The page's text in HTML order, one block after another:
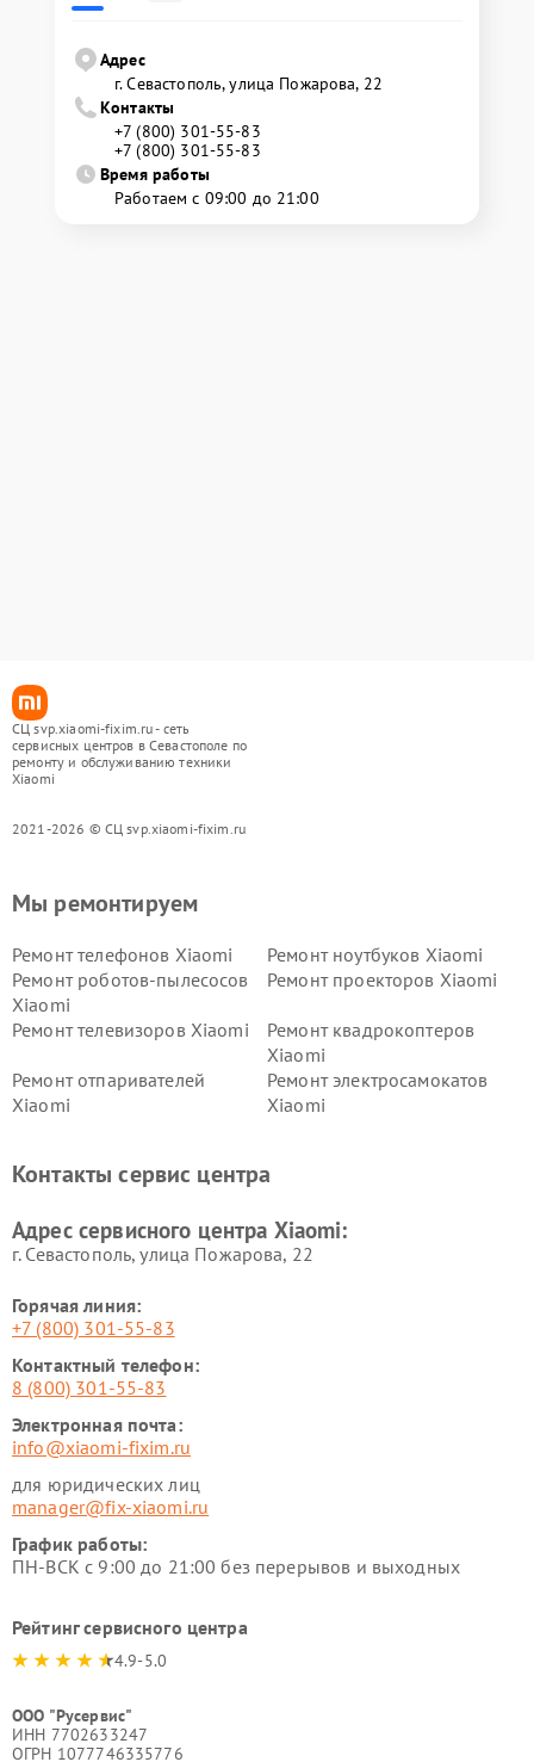
Адрес
г. Севастополь, улица Пожарова, 22
Контакты
+7 (800) 301-55-83
+7 (800) 301-55-83
Время работы
Работаем с 09:00 до 21:00
СЦ svp.xiaomi-fixim.ru - сеть
сервисных центров в Севастополе по
ремонту и обслуживанию техники
Xiaomi
2021-2026 © СЦ svp.xiaomi-fixim.ru
Мы ремонтируем
Ремонт телефонов Xiaomi
Ремонт ноутбуков Xiaomi
Ремонт роботов-пылесосов
Xiaomi
Ремонт проекторов Xiaomi
Ремонт телевизоров Xiaomi
Ремонт квадрокоптеров
Xiaomi
Ремонт отпаривателей
Xiaomi
Ремонт электросамокатов
Xiaomi
Ремонт стиральных машин
Ремонт смарт-часов Xiaomi
Контакты сервис центра
Адрес сервисного центра Xiaomi:
г. Севастополь, улица Пожарова, 22
Горячая линия:
+7 (800) 301-55-83
Контактный телефон:
8 (800) 301-55-83
Электронная почта:
info@xiaomi-fixim.ru
для юридических лиц
manager@fix-xiaomi.ru
График работы:
ПН-ВСК с 9:00 до 21:00 без перерывов и выходных
Рейтинг сервисного центра
4.9-5.0
ООО "Русервис"
ИНН 7702633247
ОГРН 1077746335776